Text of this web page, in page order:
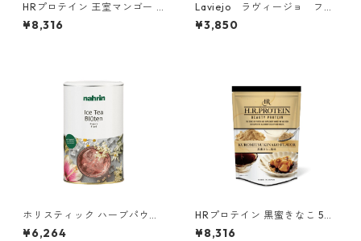
HRプロテイン 王室マンゴー 5
00g
¥8,316
Laviejo ラヴィージョ フェ
イスウォッシング200mL
¥3,850
ホリスティック ハーブパウダ
ー ビューティー
¥6,264
HRプロテイン 黒蜜きなこ 50
0g
¥8,316